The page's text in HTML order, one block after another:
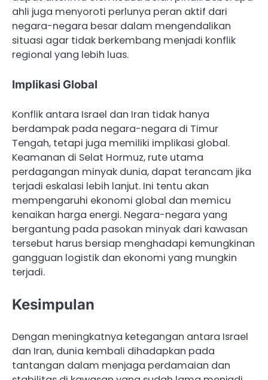
ahli juga menyoroti perlunya peran aktif dari
negara-negara besar dalam mengendalikan
situasi agar tidak berkembang menjadi konflik
regional yang lebih luas.
Implikasi Global
Konflik antara Israel dan Iran tidak hanya
berdampak pada negara-negara di Timur
Tengah, tetapi juga memiliki implikasi global.
Keamanan di Selat Hormuz, rute utama
perdagangan minyak dunia, dapat terancam jika
terjadi eskalasi lebih lanjut. Ini tentu akan
mempengaruhi ekonomi global dan memicu
kenaikan harga energi. Negara-negara yang
bergantung pada pasokan minyak dari kawasan
tersebut harus bersiap menghadapi kemungkinan
gangguan logistik dan ekonomi yang mungkin
terjadi.
Kesimpulan
Dengan meningkatnya ketegangan antara Israel
dan Iran, dunia kembali dihadapkan pada
tantangan dalam menjaga perdamaian dan